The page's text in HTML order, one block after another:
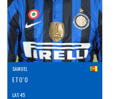
SAMUEL
ETO'O
LAT: 45